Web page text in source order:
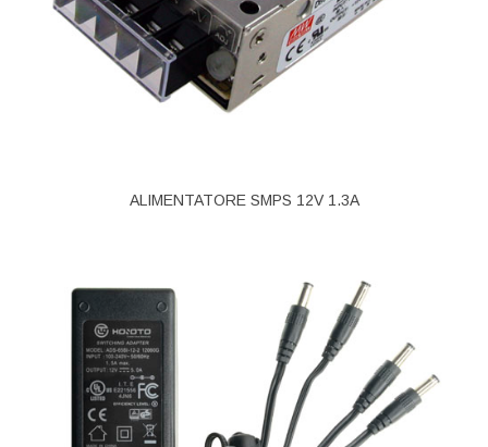
ALIMENTATORE SMPS 12V 1.3A